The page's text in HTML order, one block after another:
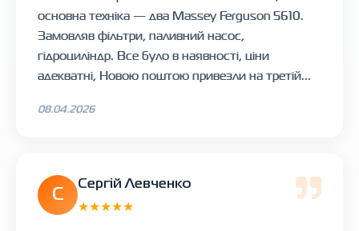
основна техніка — два Massey Ferguson 5610.
Замовляв фільтри, паливний насос,
гідроциліндр. Все було в наявності, ціни
адекватні, Новою поштою привезли на третій...
08.04.2026
С
Сергій Левченко
★★★★★